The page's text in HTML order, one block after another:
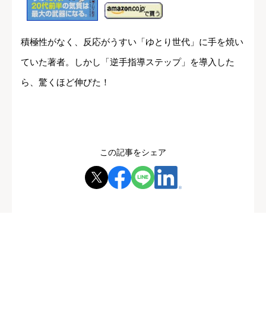
積極性がなく、反応がうすい「ゆとり世代」に手を焼い
ていた著者。しかし「逆手指導ステップ」を導入した
ら、驚くほど伸びた！
この記事をシェア